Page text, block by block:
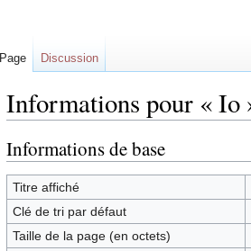
Informations pour « Io
Informations de base
Titre affiché
Clé de tri par défaut
Taille de la page (en octets)
Page Discussion